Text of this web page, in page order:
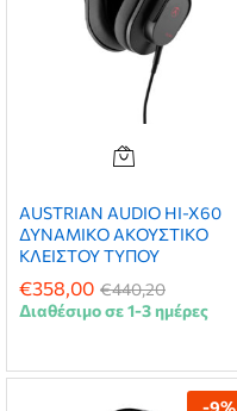
AUSTRIAN AUDIO HI-X60
ΔΥΝΑΜΙΚΟ ΑΚΟΥΣΤΙΚΟ
ΚΛΕΙΣΤΟΥ ΤΥΠΟΥ
€358,00 €440,20
Διαθέσιμο σε 1-3 ημέρες